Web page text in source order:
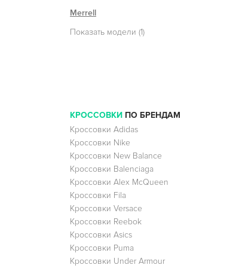
Merrell
Показать модели (1)
КРОССОВКИ ПО БРЕНДАМ
Кроссовки Adidas
Кроссовки Nike
Кроссовки New Balance
Кроссовки Balenciaga
Кроссовки Alex McQueen
Кроссовки Fila
Кроссовки Versace
Кроссовки Reebok
Кроссовки Asics
Кроссовки Puma
Кроссовки Under Armour